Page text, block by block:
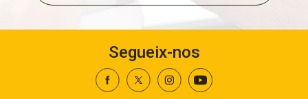
Segueix-nos